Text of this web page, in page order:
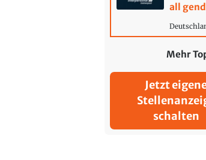
all
Mehr
Jetzt
schalten